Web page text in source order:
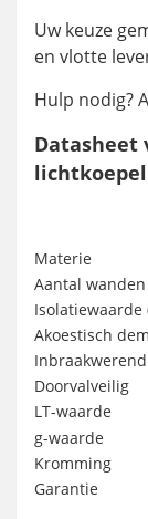
Uw keuze
en vlotte
Hulp nodig?
Datasheet
lichtkoepel
Materie
Aantal wanden
Isolatiewaarde
Akoestisch
Inbraakwerend
Doorvalveilig
LT-waarde
g-waarde
Kromming
Garantie